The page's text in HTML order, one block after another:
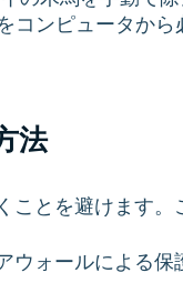
ンピュータから
法
ことを避けます
ォールによる保